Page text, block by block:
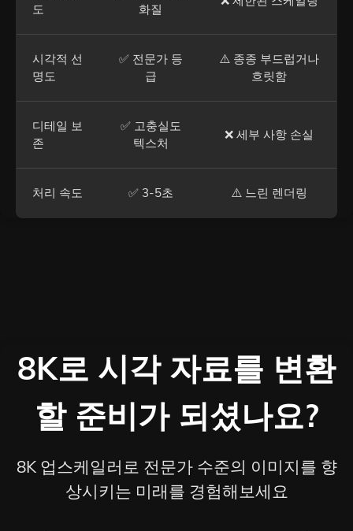
도
화질
시각적 선
명도
✅ 전문가 등
급
⚠️ 종종 부드럽거나
흐릿함
디테일 보
존
✅ 고충실도
텍스처
❌ 세부 사항 손실
처리 속도 ✅ 3-5초 ⚠️ 느린 렌더링
8K로 시각 자료를 변환
할 준비가 되셨나요?
8K 업스케일러로 전문가 수준의 이미지를 향
상시키는 미래를 경험해보세요